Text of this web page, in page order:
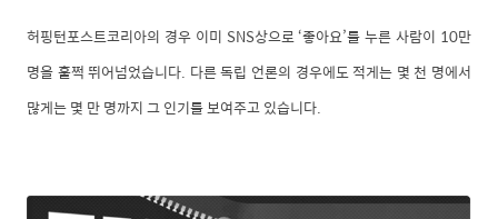
허핑턴포스트코리아의 경우 이미 SNS상으로 ‘좋아요’를 누른 사람이 10만
명을 훌쩍 뛰어넘었습니다. 다른 독립 언론의 경우에도 적게는 몇 천 명에서
많게는 몇 만 명까지 그 인기를 보여주고 있습니다.